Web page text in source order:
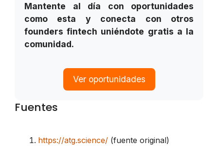
Mantente al día con oportunidades
como esta y conecta con otros
founders fintech uniéndote gratis a la
comunidad.
Ver oportunidades
Fuentes
https://atg.science/ (fuente original)